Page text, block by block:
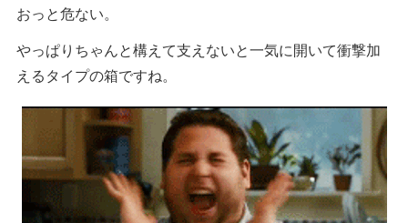
おっと危ない。
やっぱりちゃんと構えて支えないと一気に開いて衝撃加
えるタイプの箱ですね。